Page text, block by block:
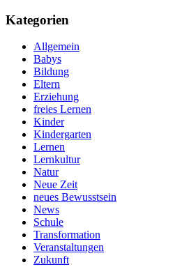
Kategorien
Allgemein
Babys
Bildung
Eltern
Erziehung
freies Lernen
Kinder
Kindergarten
Lernen
Lernkultur
Natur
Neue Zeit
neues Bewusstsein
News
Schule
Transformation
Veranstaltungen
Zukunft